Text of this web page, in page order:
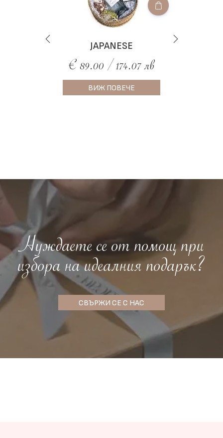
JAPANESE
€ 89.00 / 174.07 лв
ВИЖ ПОВЕЧЕ
Нуждаете се от помощ при
избора на идеалния подарък?
СВЪРЖИ СЕ С НАС